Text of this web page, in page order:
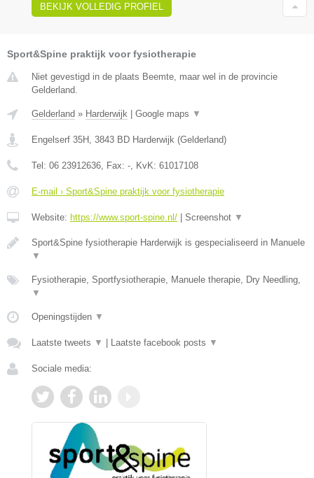
BEKIJK VOLLEDIG PROFIEL
Sport&Spine praktijk voor fysiotherapie
Niet gevestigd in de plaats Beemte, maar wel in de provincie
Gelderland.
Gelderland » Harderwijk | Google maps ▼
Engelserf 35H 3843 BD Harderwijk (Gelderland)
Tel: 06 23912636 , Fax: - , KvK: 61017108
E-mail › Sport&Spine praktijk voor fysiotherapie
Website: https://www.sport-spine.nl/ | Screenshot ▼
Sport&Spine fysiotherapie Harderwijk is gespecialiseerd in Manuele
▼
Fysiotherapie, Sportfysiotherapie, Manuele therapie, Dry Needling,
▼
Openingstijden ▼
Laatste tweets ▼ | Laatste facebook posts ▼
Sociale media: